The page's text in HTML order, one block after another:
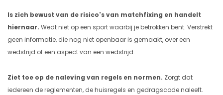
Is zich bewust van de risico's van matchfixing en handelt
hiernaar. Wedt niet op een sport waarbij je betrokken bent. Verstrekt
geen informatie, die nog niet openbaar is gemaakt, over een
wedstrijd of een aspect van een wedstrijd.
Ziet toe op de naleving van regels en normen. Zorgt dat
iedereen de reglementen, de huisregels en gedragscode naleeft.